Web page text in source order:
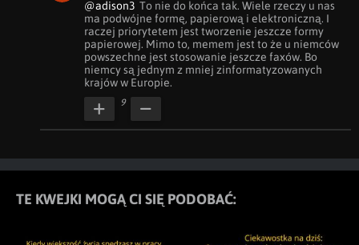
@adison3
  To nie do końca tak. Wiele rzeczy u nas
ma podwójne formę, papierową i elektroniczną. I
raczej priorytetem jest tworzenie jeszcze formy
papierowej. Mimo to, memem jest to że u niemców
powszechne jest stosowanie jeszcze faxów. Bo
niemcy są jednym z mniej zinformatyzowanych
krajów w Europie.
9
TE KWEJKI MOGĄ CI SIĘ PODOBAĆ: